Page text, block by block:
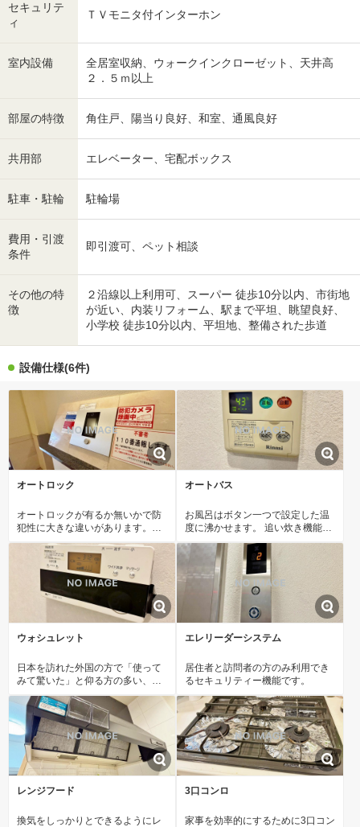
セキュリテ
ィ
ＴＶモニタ付インターホン
室内設備
全居室収納、ウォークインクローゼット、天井高
２．５ｍ以上
部屋の特徴 角住戸、陽当り良好、和室、通風良好
共用部 エレベーター、宅配ボックス
駐車・駐輪 駐輪場
費用・引渡
条件
即引渡可、ペット相談
その他の特
徴
２沿線以上利用可、スーパー 徒歩10分以内、市街地
が近い、内装リフォーム、駅まで平坦、眺望良好、
小学校 徒歩10分以内、平坦地、整備された歩道
設備仕様(6件)
オートロック
オートロックが有るか無いかで防
犯性に大きな違いがあります。エ
ントランスと玄関の二か所での防
犯は空き巣や不審者だけでなく、
訪問販売などもシャットアウト出
来ます。
オートバス
お風呂はボタン一つで設定した温
度に沸かせます。 追い炊き機能付
きで時間が空いてもすぐに温まり
ます。
ウォシュレット
日本を訪れた外国の方で「使って
みて驚いた」と仰る方の多い、ウ
ォシュレット。おしりを優しく洗
ってくれるだけではなく、パワー
脱臭機能なども備え、快適な空間
を創出する機能もございます。
エレリーダーシステム
居住者と訪問者の方のみ利用でき
るセキュリティー機能です。
レンジフード
換気をしっかりとできるようにレ
3口コンロ
家事を効率的にするために3口コン